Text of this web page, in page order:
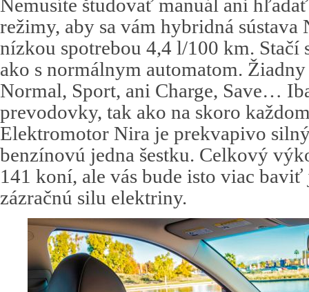
Nemusíte študovať manuál ani
režimy, aby sa vám hybridná
nízkou spotrebou 4,4 l/100 km. Stačí
ako s normálnym automatom.
Normal, Sport, ani Charge, Save…
prevodovky, tak ako na skoro
Elektromotor Nira je prekvapivo
benzínovú jedna šestku. Celkový
141 koní, ale vás bude isto viac
zázračnú silu elektriny.